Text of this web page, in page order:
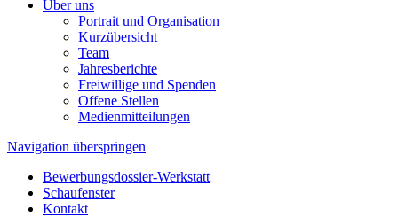
Über uns
Portrait und Organisation
Kurzübersicht
Team
Jahresberichte
Freiwillige und Spenden
Offene Stellen
Medienmitteilungen
Navigation überspringen
Bewerbungsdossier-Werkstatt
Schaufenster
Kontakt